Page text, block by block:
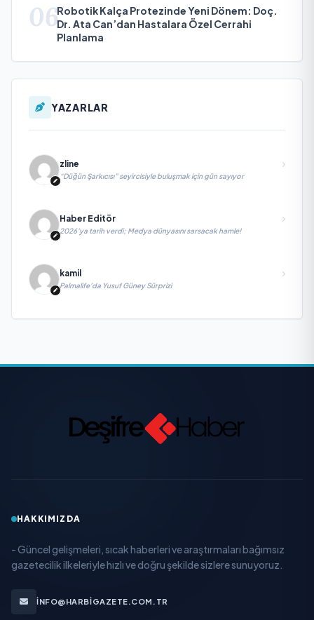
06Robotik Kalça Protezinde Yeni Dönem: Doç.
Dr. Ata Can’dan Hastalara Özel Cerrahi
Planlama
YAZARLAR
zline
“Düğün Şarkıcısı” seyircisiyle buluşmak için gün sayıyor
Haber Editör
2026’ya tarih verdi; Medya dünyasını sarsacak hamle!
kamil
Palmalife’da Yusuf Güney Sürprizi
HAKKIMIZDA
- Güncel gelişmeleri, sıcak haberleri ve araştırmaları bağımsız
gazetecilik ilkeleriyle hızlı ve doğru şekilde sizlere sunuyoruz.
INFO@HARBIGAZETE.COM.TR